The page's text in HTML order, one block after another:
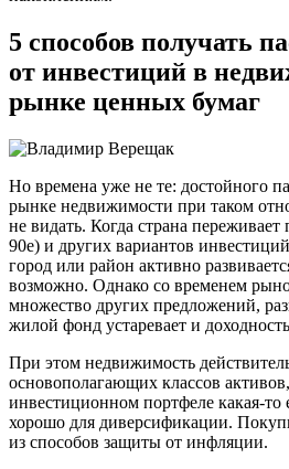
5 способов получать
от инвестиций в
рынке ценных бумаг
Но времена уже не те: достойного
рынке недвижимости при таком
не видать. Когда страна
90е) и других вариантов
город или район активно
возможно. Однако со временем
множество других предложений,
жилой фонд устаревает и
При этом недвижимость
основополагающих классов
инвестиционном портфеле какая-
хорошо для диверсификации.
из способов защиты от инфляции.